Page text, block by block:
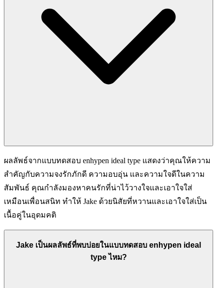
ผลลัพธ์จากแบบทดสอบ enhypen ideal type แสดงว่าคุณให้ความ
สำคัญกับความจงรักภักดี ความอบอุ่น และความใจดีในความ
สัมพันธ์ คุณกำลังมองหาคนรักที่น่าไว้วางใจและเอาใจใส่
เหมือนเพื่อนสนิท ทำให้ Jake ด้วยนิสัยที่หวานและเอาใจใส่เป็น
เนื้อคู่ในอุดมคติ
Jake เป็นผลลัพธ์ที่พบบ่อยในแบบทดสอบ enhypen ideal
type ไหม?